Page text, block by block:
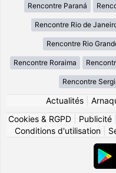
Rencontre Paraná
Rencontre Rio de
Rencontre Rio
Rencontre Roraima
Rencontre
Actualités|
Cookies & RGPD
Publicité
Conditions d'utilisation|